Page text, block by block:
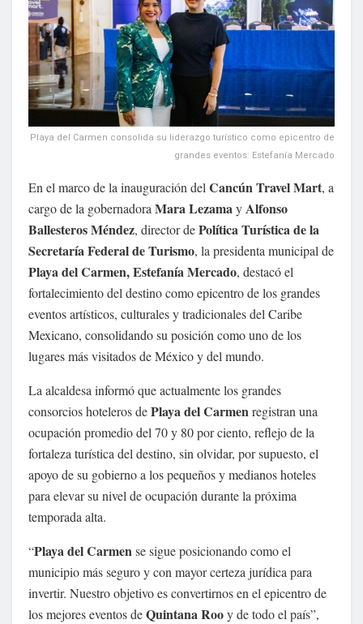
Playa del Carmen consolida su liderazgo turístico como epicentro de
grandes eventos: Estefanía Mercado
En el marco de la inauguración del Cancún Travel Mart, a
cargo de la gobernadora Mara LezamayAlfonso
BallesterosMéndez, director dePolítica Turística de la
Secretaría Federal de Turismo, la presidenta municipal de
Playa del Carmen, Estefanía Mercado, destacó el
fortalecimiento del destino como epicentro de los grandes
eventos artísticos, culturales y tradicionales del Caribe
Mexicano, consolidando su posición como uno de los
lugares más visitados de México y del mundo.
La alcaldesa informó que actualmente los grandes
consorcios hoteleros dePlaya del Carmenregistran una
ocupación promedio del 70 y 80 por ciento, reflejo de la
fortaleza turística del destino, sin olvidar, por supuesto, el
apoyo de su gobierno a los pequeños y medianos hoteles
para elevar su nivel de ocupación durante la próxima
temporada alta.
“Playa del Carmense sigue posicionando como el
municipio más seguro y con mayor certeza jurídica para
invertir. Nuestro objetivo es convertirnos en el epicentro de
los mejores eventos deQuintana Rooy de todo el país”,